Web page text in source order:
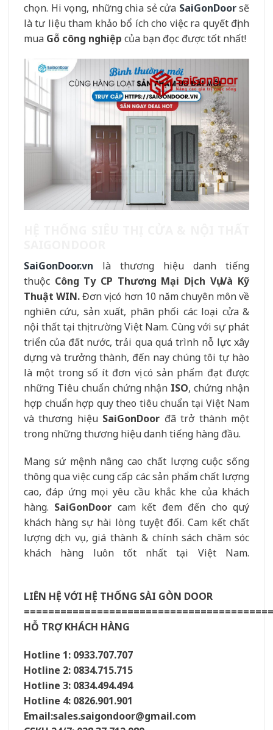
chọn. Hi vọng, những chia sẻ cửa SaiGonDoorsẽ
là tư liệu tham khảo bổ ích cho việc ra quyết định
mua Gỗ công nghiệp của bạn đọc được tốt nhất!
SaiGonDoor.vn là thương hiệu danh tiếng
thuộc Công Ty CP Thương Mại Dịch Vụ Và Kỹ
Thuật WIN.Đơn vị có hơn 10 năm chuyên môn về
nghiên cứu, sản xuất, phân phối các loại cửa &
nội thất tại thị trường Việt Nam. Cùng với sự phát
triển của đất nước, trải qua quá trình nỗ lực xây
dựng và trưởng thành, đến nay chúng tôi tự hào
là một trong số ít đơn vị có sản phẩm đạt được
những Tiêu chuẩn chứng nhận ISO, chứng nhận
hợp chuẩn hợp quy theo tiêu chuẩn tại Việt Nam
và thương hiệu SaiGonDoor đã trở thành một
trong những thương hiệu danh tiếng hàng đầu.
Mang sứ mệnh nâng cao chất lượng cuộc sống
thông qua việc cung cấp các sản phẩm chất lượng
cao, đáp ứng mọi yêu cầu khắc khe của khách
hàng. SaiGonDoor cam kết đem đến cho quý
khách hàng sự hài lòng tuyệt đối. Cam kết chất
lượng dịch vụ, giá thành & chính sách chăm sóc
khách hàng luôn tốt nhất tại Việt Nam.
LIÊN HỆ VỚI HỆ THỐNG SÀI GÒN DOOR
HỖ TRỢ KHÁCH HÀNG
Hotline 1: 0933.707.707
Hotline 2: 0834.715.715
Hotline 3: 0834.494.494
Hotline 4: 0826.901.901
Email:sales.saigondoor@gmail.com